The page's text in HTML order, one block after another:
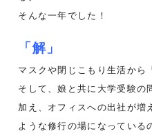
そんな一年でした！
「解」
マスクや閉じこもり生活から
そして、娘と共に大学受験の
加え、オフィスへの出社が増
ような修行の場になっている